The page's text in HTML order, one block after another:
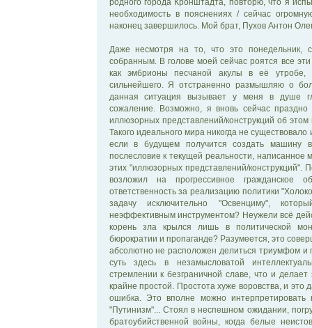
родного города Кронштадта, повторю, что я
необходимость в пояснениях / сейчас
наконец завершилось. Мой брат, Пухов Антон
Даже несмотря на то, что это понедельник,
собранным. В голове моей сейчас роятся все
как эмбрионы песчаной акулы в её
сильнейшего. Я отстраненно размышляю о
данная ситуация вызывает у меня в душе
сожаление. Возможно, я вновь сейчас
иллюзорных представлений/конструкций об
Такого идеального мира никогда не существовало
если в будущем получится создать машину
послесловие к текущей реальности, написанное
этих "иллюзорных представлений/конструкций".
возложил на прогрессивное гражданское
ответственность за реализацию политики
задачу исключительно "Освенциму",
неэффективным инструментом? Неужели всё
корень зла крылся лишь в политической
бюрократии и пропаганде? Разумеется, это
абсолютно не расположен делиться триумфом
суть здесь в незамысловатой
стремлении к безграничной славе, что и делает
крайне простой. Простота хуже воровства, и это
ошибка. Это вполне можно интерпретировать
"Путинизм"... Стоял в неспешном ожидании,
братоубийственной войны, когда белые